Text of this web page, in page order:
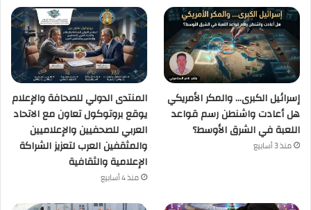
إسرائيل الكبرى… والمكر الأمريكي
هل أعادت واشنطن رسم قواعد
اللعبة في الشرق الأوسط؟
منذ 3 أسابيع
المنتدى الدولي للصحافة والإعلام
يوقع بروتوكول تعاون مع الاتحاد
العربي للصحفيين والإعلاميين
والمثقفين العرب لتعزيز الشراكة
الإعلامية والثقافية
منذ 4 أسابيع